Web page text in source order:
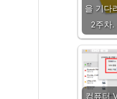
을 기다
2주차
컴퓨터